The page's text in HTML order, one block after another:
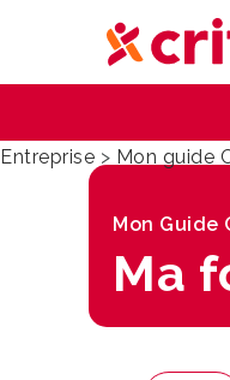
Entreprise > Mon guide
Mon Guide
Ma